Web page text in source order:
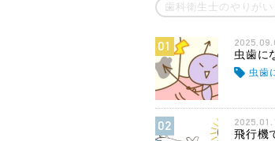
歯科衛生士のやりがい
01
虫歯に
虫歯
02
飛行機